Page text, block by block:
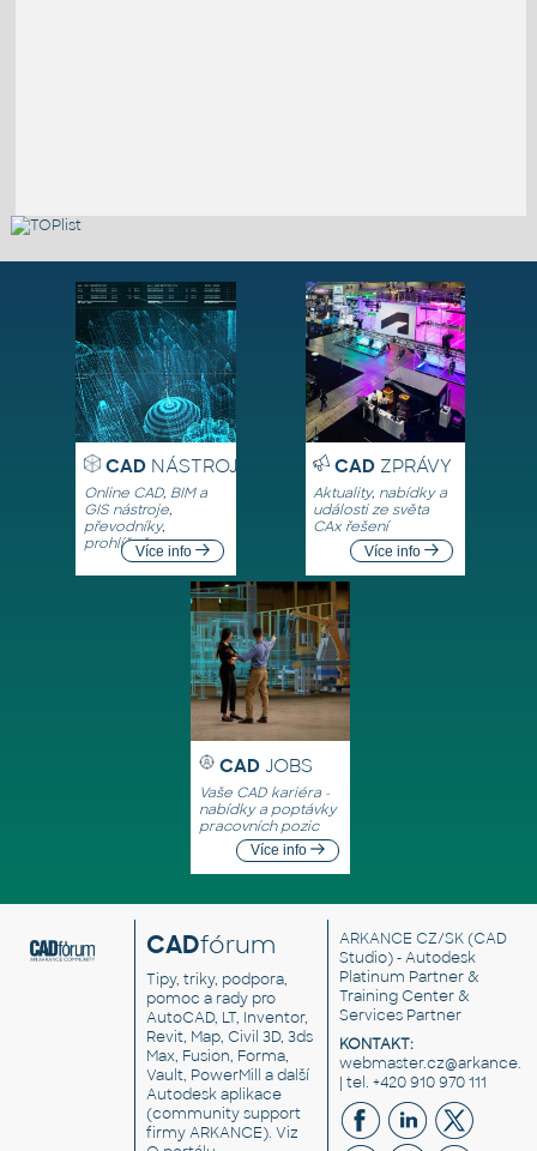
CADNÁSTROJE
Online CAD, BIM a
GIS nástroje,
převodníky,
prohlížečeVíce info
CADZPRÁVY
Aktuality, nabídky a
události ze světa
CAx řešení
Více info
CAD JOBS
Vaše CAD kariéra -
nabídky a poptávky
pracovních pozic
Více info
CADfórum
Tipy, triky, podpora,
pomoc a rady pro
AutoCAD, LT, Inventor,
Revit, Map, Civil 3D, 3ds
Max, Fusion, Forma,
Vault, PowerMill a další
Autodesk aplikace
(community support
firmy ARKANCE). Viz
ARKANCE CZ/SK(CAD
Studio) - Autodesk
Platinum Partner &
Training Center &
Services Partner
KONTAKT:
| tel. +420 910 970 111